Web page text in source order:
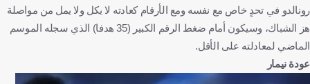
رونالدو في تحدٍ خاص مع نفسه ومع الأرقام كعادته لا يكل ولا يمل من مواصلة
هز الشباك، وسيكون أمام ضغط الرقم الكبير (35 هدفا) الذي سجله الموسم
الماضي لمعادلته على الأقل.
عودة نيمار